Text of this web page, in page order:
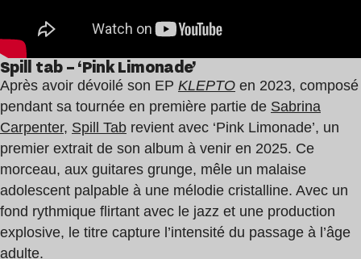
Spill tab – ‘Pink Limonade’
Après avoir dévoilé son EP KLEPTO en 2023, composé
pendant sa tournée en première partie de Sabrina
Carpenter, Spill Tab revient avec ‘Pink Limonade’, un
premier extrait de son album à venir en 2025. Ce
morceau, aux guitares grunge, mêle un malaise
adolescent palpable à une mélodie cristalline. Avec un
fond rythmique flirtant avec le jazz et une production
explosive, le titre capture l’intensité du passage à l’âge
adulte.